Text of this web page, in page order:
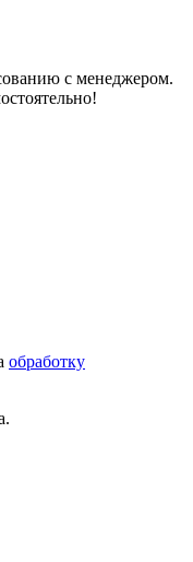
с менеджером.
обработку